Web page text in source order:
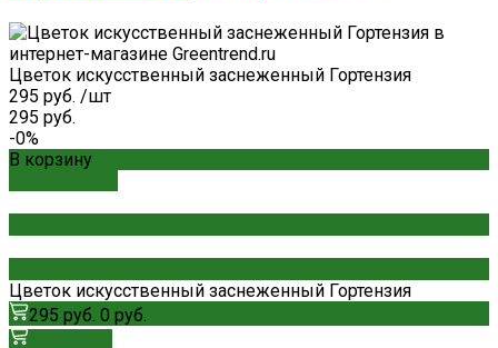
Цветок искусственный заснеженный Гортензия
295 руб. /шт
295 руб.
-0%
В корзину
Цветок искусственный заснеженный Гортензия
295 руб. 0 руб.